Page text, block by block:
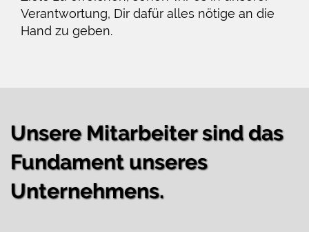
Verantwortung, Dir dafür alles nötige an die
Hand zu geben.
Unsere Mitarbeiter sind das
Fundament unseres
Unternehmens.